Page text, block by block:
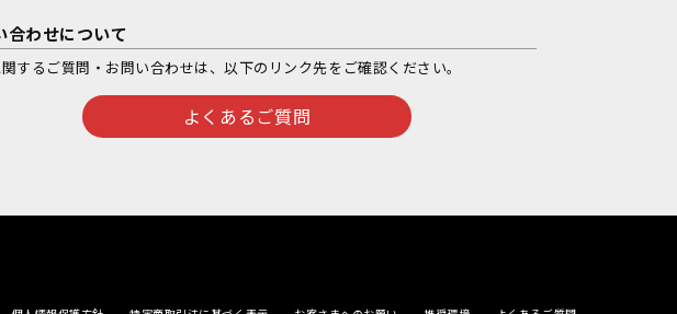
合わせについて
するご質問・お問い合わせは、以下のリンク先をご確認ください。
よくあるご質問